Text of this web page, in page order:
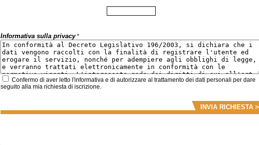
Informativa sulla privacy*
Confermo di aver letto l'informativa e di autorizzare al trattamento dei dati personali per dare
seguito alla mia richiesta di iscrizione.
INVIA RICHIESTA >